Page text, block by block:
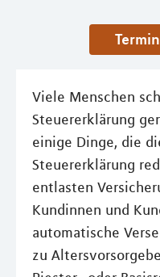
Viele Menschen
Steuererklärung
einige Dinge, die
Steuererklärung
entlasten
Kundinnen und
automatische
zu